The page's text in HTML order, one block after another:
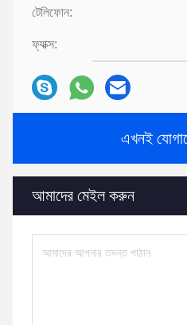
টেলিফোন:
ফ্যাক্স:
এখনই
আমাদের মেইল ​​করুন